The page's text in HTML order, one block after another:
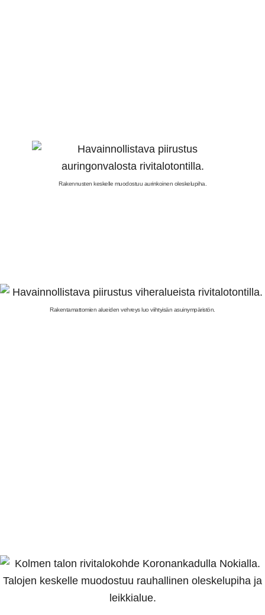
Rakennusten keskelle muodostuu aurinkoinen oleskelupiha.
Rakentamattomien alueiden vehreys luo viihtyisän asuinympäristön.